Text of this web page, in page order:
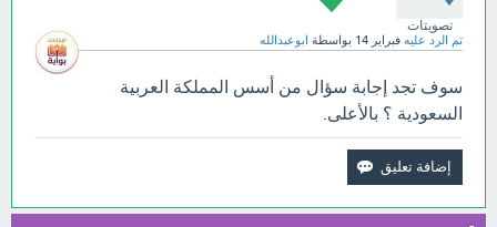
تصويتات
تم الرد عليه فبراير 14 بواسطة ابوعبدالله
سوف تجد إجابة سؤال من أسس المملكة العربية
السعودية ؟ بالأعلى.